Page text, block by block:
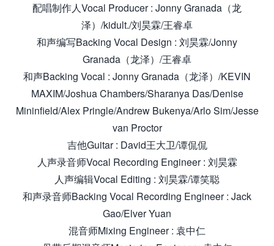
配唱制作人Vocal Producer : Jonny Granada（龙
泽）/kidult./刘昊霖/王睿卓
和声编写Backing Vocal Design : 刘昊霖/Jonny
Granada（龙泽）/王睿卓
和声Backing Vocal : Jonny Granada（龙泽）/KEVIN
MAXIM/Joshua Chambers/Sharanya Das/Denise
Mininfield/Alex Pringle/Andrew Bukenya/Arlo Sim/Jesse
van Proctor
吉他Guitar : David王大卫/谭侃侃
人声录音师Vocal Recording Engineer : 刘昊霖
人声编辑Vocal Editing : 刘昊霖/谭笑聪
和声录音师Backing Vocal Recording Engineer : Jack
Gao/Elver Yuan
混音师Mixing Engineer : 袁中仁